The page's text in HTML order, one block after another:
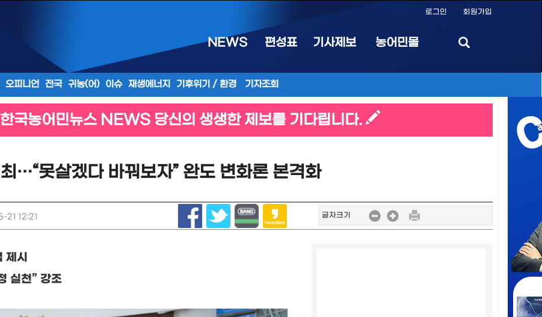
로그인 회원가입
NEWS 편성표 기사제보 농어민몰
오피니언 전국 귀농(어) 이슈 재생에너지 기후위기 / 환경 기자조회
국농어민뉴스 NEWS 당신의 생생한 제보를 기다립니다.
…“못살겠다 바꿔보자” 완도 변화론 본격화
21 12:21 글자크기
제시
실천” 강조